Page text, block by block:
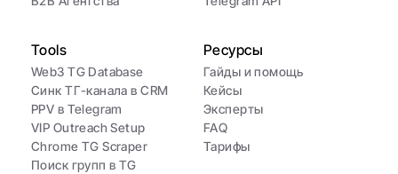
Tools
Web3 TG Database
Синк ТГ-канала в CRM
PPV в Telegram
VIP Outreach Setup
Chrome TG Scraper
Поиск групп в TG
Ресурсы
Гайды и помощь
Кейсы
Эксперты
FAQ
Тарифы